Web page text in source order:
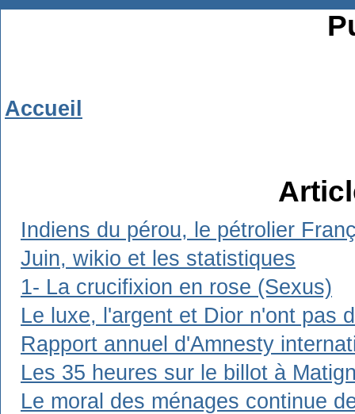
Accueil
Indiens du pérou, le pétrolier
Juin, wikio et les statistiques
1- La crucifixion en rose (Sexus)
Le luxe, l'argent et Dior n'ont pas
Rapport annuel d'Amnesty
Les 35 heures sur le billot à
Le moral des ménages continue